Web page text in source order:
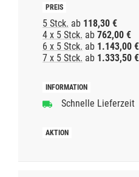
5 Stck. ab 118,30 €
4 x 5 Stck. ab 762,00 €
6 x 5 Stck. ab 1.143,00 €
7 x 5 Stck. ab 1.333,50 €
Schnelle Lieferzeit